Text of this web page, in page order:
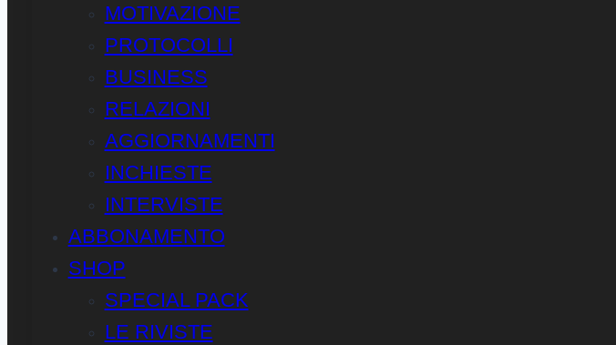
MOTIVAZIONE
PROTOCOLLI
BUSINESS
RELAZIONI
AGGIORNAMENTI
INCHIESTE
INTERVISTE
ABBONAMENTO
SHOP
SPECIAL PACK
LE RIVISTE